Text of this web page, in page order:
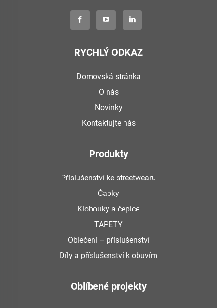
RYCHLÝ ODKAZ
Domovská stránka
O nás
Novinky
Kontaktujte nás
Produkty
Příslušenství ke streetwearu
Čapky
Klobouky a čepice
TAPETY
Oblečení – příslušenství
Díly a příslušenství k obuvím
Oblíbené projekty